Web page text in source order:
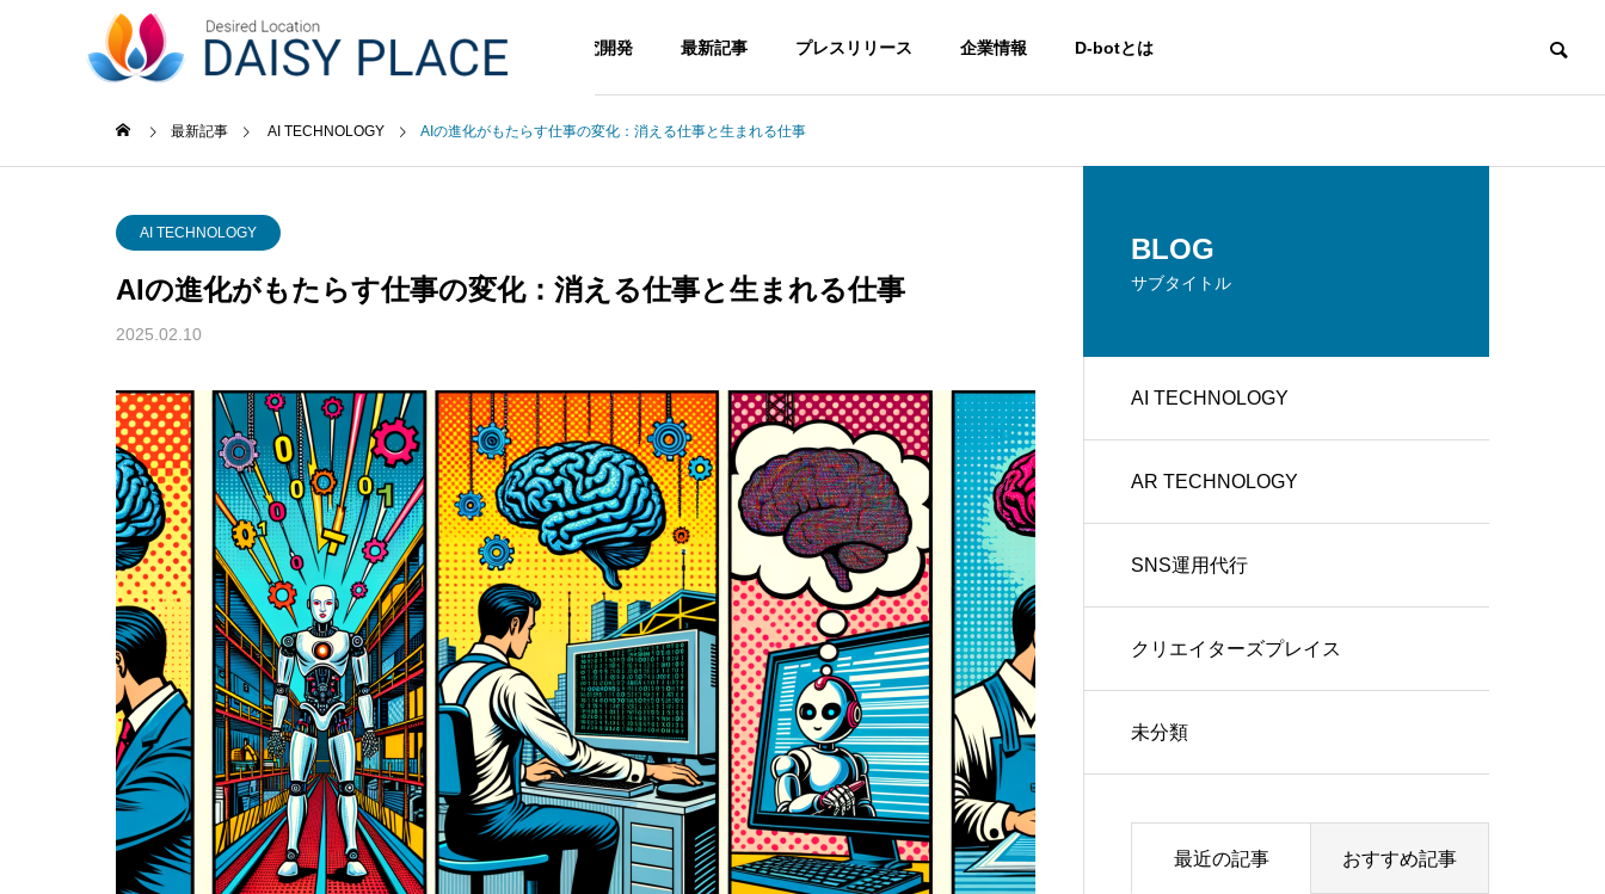
事業内容 研究開発 最新記事 プレスリリース 企業情報 D-botとは
web3.0
web3.0サ
ービス
AI TECH
NOLOGY
AIツール開
発
DAISY FA
RM
デイジーフ
ァーム
SNS Ope
ration ag
ency
SNS運用代
行
BUSINES
S DEVEL
E
最新記事
News Release
ソフトウェア・通信業界にお
けるAIと対話型ホームページ
の未来
小売業の最適化：AIを活用し
たホームページ改善の成功事
例と専門家の洞察
運輸業界の効率化を実現するA
I技術の導入方法と成功事例
会社概要
ACCESS
アクセス
最新記事 AI TECHNOLOGY AIの進化がもたらす仕事の変化：消える仕事と生まれる仕事
AI TECHNOLOGY
AIの進化がもたらす仕事の変化：消える仕事と生まれる仕事
2025.02.10
BLOG
サブタイトル
AI TECHNOLOGY
AR TECHNOLOGY
SNS運用代行
クリエイターズプレイス
未分類
最近の記事 おすすめ記事